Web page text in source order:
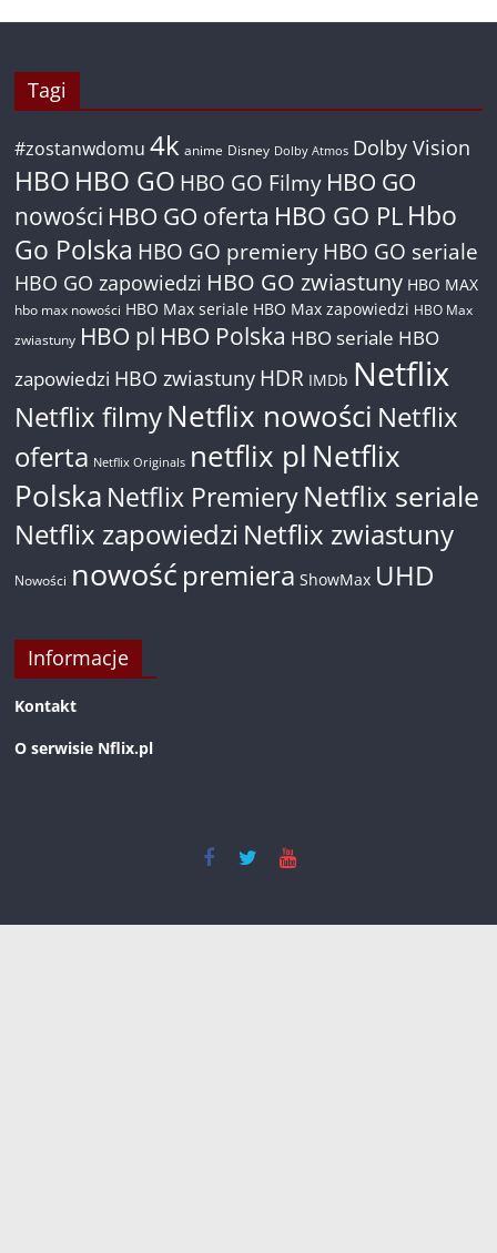
Tagi
#zostanwdomu 4k anime Disney Dolby Atmos Dolby Vision
HBO HBO GO HBO GO Filmy HBO GO
nowości HBO GO oferta HBO GO PL Hbo
Go Polska HBO GO premiery HBO GO seriale
HBO GO zapowiedzi HBO GO zwiastuny HBO MAX
hbo max nowości HBO Max seriale HBO Max zapowiedzi HBO Max
zwiastuny HBO pl HBO Polska HBO seriale HBO
zapowiedzi HBO zwiastuny HDR IMDb Netflix
Netflix filmyNetflix nowości Netflix
oferta Netflix Originals netflix pl Netflix
Polska Netflix PremieryNetflix seriale
Netflix zapowiedzi Netflix zwiastuny
Nowości nowość premiera ShowMax UHD
Informacje
Kontakt
O serwisie Nflix.pl